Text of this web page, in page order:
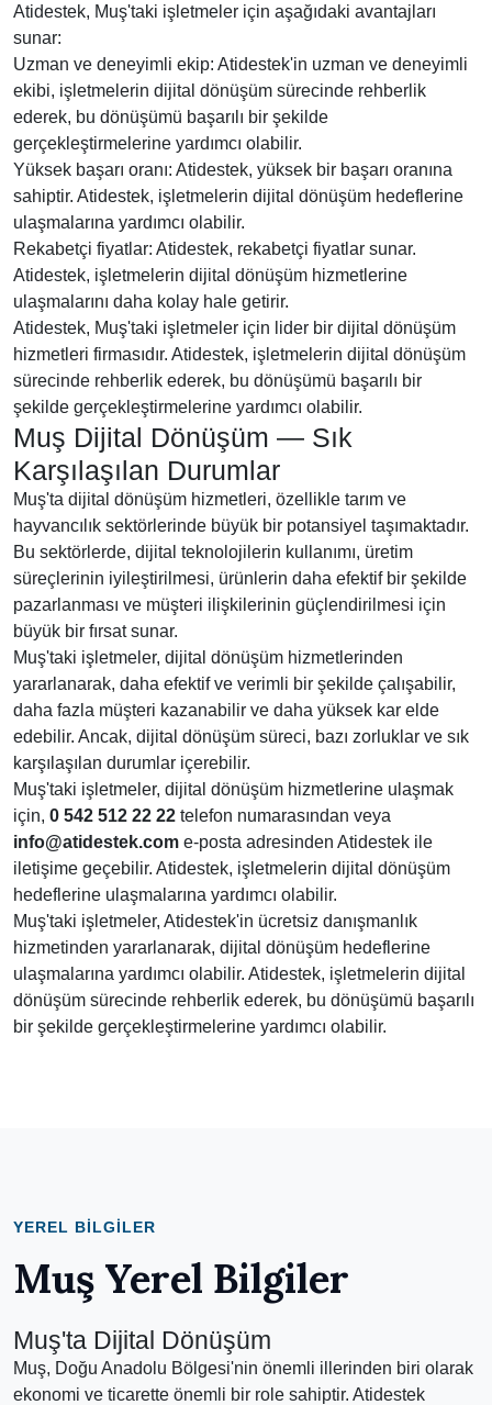
Atidestek, Muş'taki işletmeler için aşağıdaki avantajları
sunar:
Uzman ve deneyimli ekip: Atidestek'in uzman ve deneyimli
ekibi, işletmelerin dijital dönüşüm sürecinde rehberlik
ederek, bu dönüşümü başarılı bir şekilde
gerçekleştirmelerine yardımcı olabilir.
Yüksek başarı oranı: Atidestek, yüksek bir başarı oranına
sahiptir. Atidestek, işletmelerin dijital dönüşüm hedeflerine
ulaşmalarına yardımcı olabilir.
Rekabetçi fiyatlar: Atidestek, rekabetçi fiyatlar sunar.
Atidestek, işletmelerin dijital dönüşüm hizmetlerine
ulaşmalarını daha kolay hale getirir.
Atidestek, Muş'taki işletmeler için lider bir dijital dönüşüm
hizmetleri firmasıdır. Atidestek, işletmelerin dijital dönüşüm
sürecinde rehberlik ederek, bu dönüşümü başarılı bir
şekilde gerçekleştirmelerine yardımcı olabilir.
Muş Dijital Dönüşüm — Sık
Karşılaşılan Durumlar
Muş'ta dijital dönüşüm hizmetleri, özellikle tarım ve
hayvancılık sektörlerinde büyük bir potansiyel taşımaktadır.
Bu sektörlerde, dijital teknolojilerin kullanımı, üretim
süreçlerinin iyileştirilmesi, ürünlerin daha efektif bir şekilde
pazarlanması ve müşteri ilişkilerinin güçlendirilmesi için
büyük bir fırsat sunar.
Muş'taki işletmeler, dijital dönüşüm hizmetlerinden
yararlanarak, daha efektif ve verimli bir şekilde çalışabilir,
daha fazla müşteri kazanabilir ve daha yüksek kar elde
edebilir. Ancak, dijital dönüşüm süreci, bazı zorluklar ve sık
karşılaşılan durumlar içerebilir.
Muş'taki işletmeler, dijital dönüşüm hizmetlerine ulaşmak
için, 0 542 512 22 22 telefon numarasından veya
info@atidestek.com e-posta adresinden Atidestek ile
iletişime geçebilir. Atidestek, işletmelerin dijital dönüşüm
hedeflerine ulaşmalarına yardımcı olabilir.
Muş'taki işletmeler, Atidestek'in ücretsiz danışmanlık
hizmetinden yararlanarak, dijital dönüşüm hedeflerine
ulaşmalarına yardımcı olabilir. Atidestek, işletmelerin dijital
dönüşüm sürecinde rehberlik ederek, bu dönüşümü başarılı
bir şekilde gerçekleştirmelerine yardımcı olabilir.
YEREL BILGILER
Muş Yerel Bilgiler
Muş'ta Dijital Dönüşüm
Muş, Doğu Anadolu Bölgesi'nin önemli illerinden biri olarak
ekonomi ve ticarette önemli bir role sahiptir. Atidestek